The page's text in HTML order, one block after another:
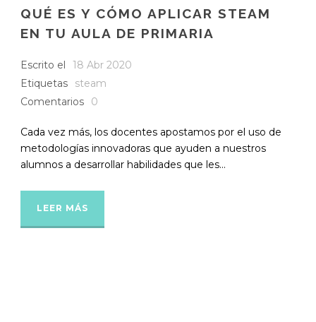
QUÉ ES Y CÓMO APLICAR STEAM
EN TU AULA DE PRIMARIA
Escrito el
18 Abr 2020
Etiquetas
steam
Comentarios
0
Cada vez más, los docentes apostamos por el uso de
metodologías innovadoras que ayuden a nuestros
alumnos a desarrollar habilidades que les...
LEER MÁS